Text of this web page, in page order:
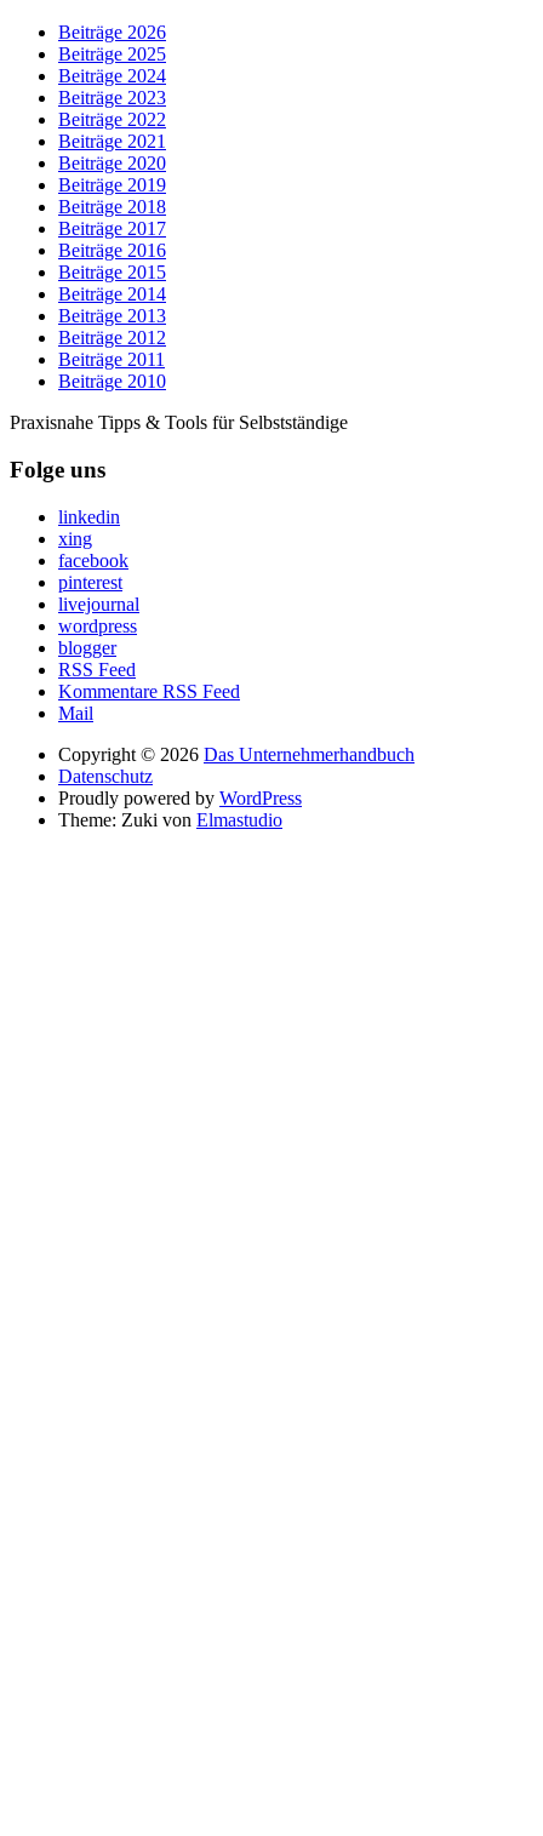
Beiträge 2026
Beiträge 2025
Beiträge 2024
Beiträge 2023
Beiträge 2022
Beiträge 2021
Beiträge 2020
Beiträge 2019
Beiträge 2018
Beiträge 2017
Beiträge 2016
Beiträge 2015
Beiträge 2014
Beiträge 2013
Beiträge 2012
Beiträge 2011
Beiträge 2010
Praxisnahe Tipps & Tools für Selbstständige
Folge uns
linkedin
xing
facebook
pinterest
livejournal
wordpress
blogger
RSS Feed
Kommentare RSS Feed
Mail
Copyright © 2026 Das Unternehmerhandbuch
Datenschutz
Proudly powered by WordPress
Theme: Zuki von Elmastudio